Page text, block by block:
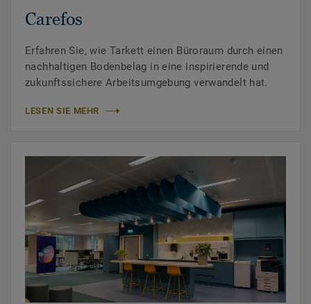
Carefos
Erfahren Sie, wie Tarkett einen Büroraum durch einen
nachhaltigen Bodenbelag in eine inspirierende und
zukunftssichere Arbeitsumgebung verwandelt hat.
LESEN SIE MEHR